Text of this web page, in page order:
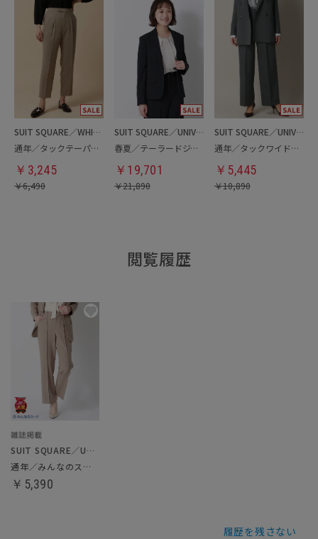
SUIT SQUARE／WHITE
通年／タックテーパードパンツ
￥ 3,245
￥6,490
SUIT SQUARE／UNIVERSAL LANGUAGE／WHITE
春夏／テーラードジャケット
￥ 19,701
￥21,890
SUIT SQUARE／UNIVERSAL LANGUAGE／WHITE
通年／タックワイドパンツ
￥ 5,445
￥10,890
閲覧履歴
SUIT SQUARE／UNIVERSAL LANGUAGE／WHITE
通年／みんなのスーツ／ストレートパンツ
￥5,390
履歴を残さない